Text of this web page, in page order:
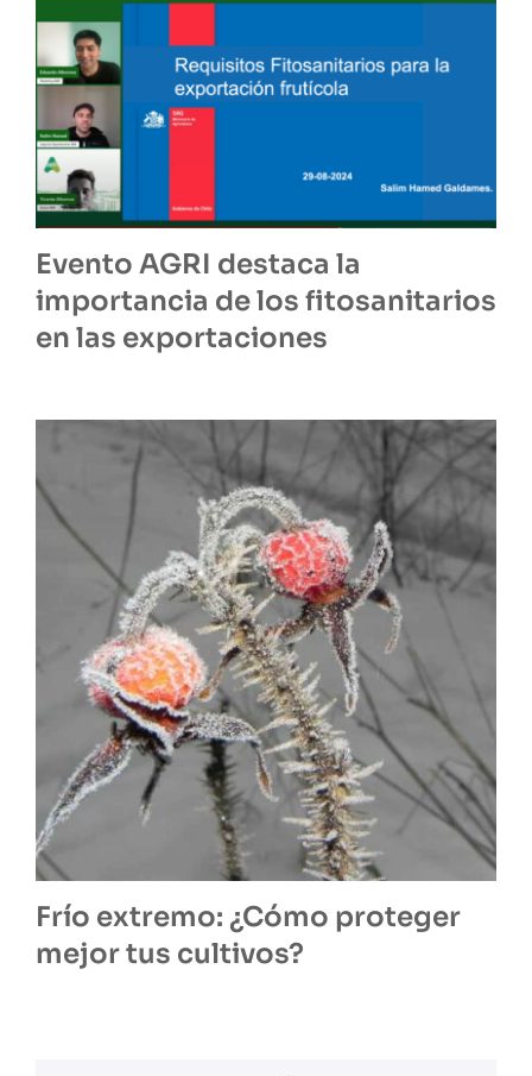
Evento AGRI destaca la
importancia de los fitosanitarios
en las exportaciones
Frío extremo: ¿Cómo proteger
mejor tus cultivos?